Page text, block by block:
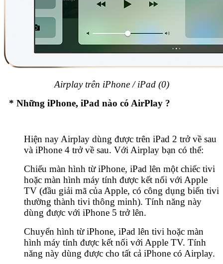
Airplay trên iPhone / iPad (0)
* Những iPhone, iPad nào có AirPlay ?
Hiện nay Airplay dùng được trên iPad 2 trở về sau
và iPhone 4 trở về sau. Với Airplay bạn có thể:
Chiếu màn hình từ iPhone, iPad lên một chiếc tivi
hoặc màn hình máy tính được kết nối với Apple
TV (đầu giải mã của Apple, có công dụng biến tivi
thường thành tivi thông minh). Tính năng này
dùng được với iPhone 5 trở lên.
Chuyển hình từ iPhone, iPad lên tivi hoặc màn
hình máy tính được kết nối với Apple TV. Tính
năng này dùng được cho tất cả iPhone có Airplay.